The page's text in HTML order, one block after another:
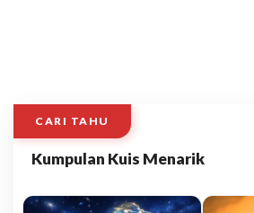
CARI TAHU
Kumpulan Kuis Menarik